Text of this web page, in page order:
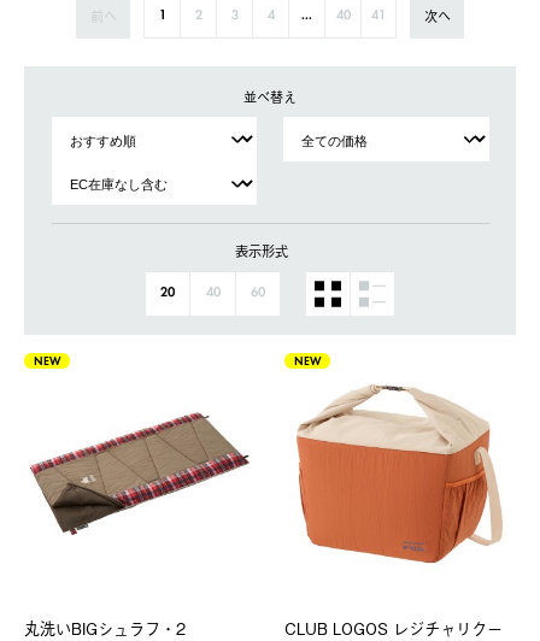
前へ 1 2 3 4 ... 40 41 次へ
並べ替え
表示形式
20 40 60
NEW
丸洗いBIGシュラフ・2
NEW
CLUB LOGOS レジチャリクー